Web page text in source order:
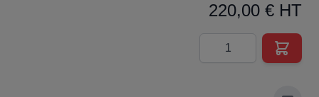
220,00 € HT
Quantité